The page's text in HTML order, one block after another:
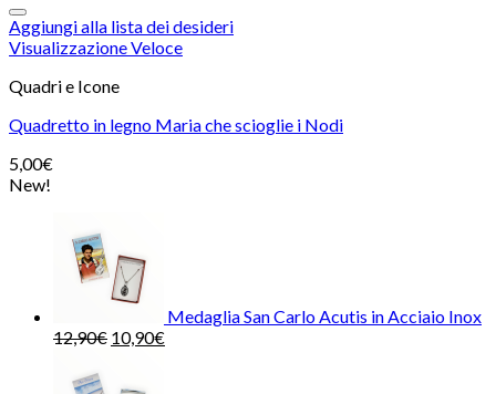
Aggiungi alla lista dei desideri
Visualizzazione Veloce
Quadri e Icone
Quadretto in legno Maria che scioglie i Nodi
5,00€
New!
Medaglia San Carlo Acutis in Acciaio Inox
12,90€ 10,90€